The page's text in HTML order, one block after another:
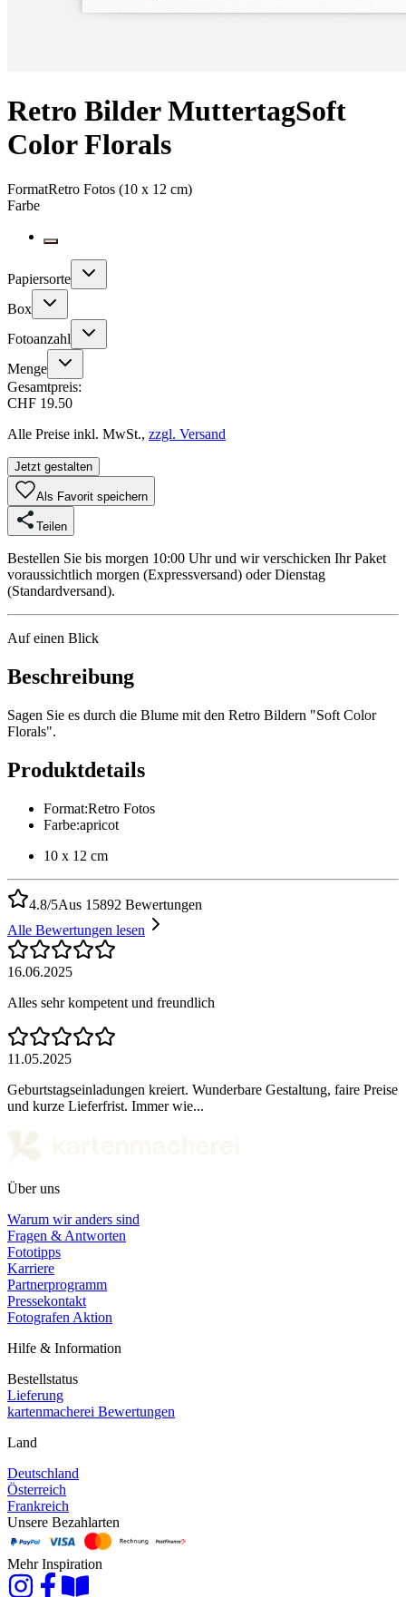
Retro Bilder MuttertagSoft
Color Florals
FormatRetro Fotos (10 x 12 cm)
Farbe
Papiersorte
Box
Fotoanzahl
Menge
Gesamtpreis:
CHF 19.50
Alle Preise inkl. MwSt., zzgl. Versand
Jetzt gestalten
Als Favorit speichern
Teilen
Bestellen Sie bis morgen 10:00 Uhr und wir verschicken Ihr Paket
voraussichtlich morgen (Expressversand) oder Dienstag
(Standardversand).
Auf einen Blick
Beschreibung
Sagen Sie es durch die Blume mit den Retro Bildern "Soft Color
Florals".
Produktdetails
Format:Retro Fotos
Farbe:apricot
10 x 12 cm
4.8/5Aus 15892 Bewertungen
Alle Bewertungen lesen
16.06.2025
Alles sehr kompetent und freundlich
11.05.2025
Geburtstagseinladungen kreiert. Wunderbare Gestaltung, faire Preise
und kurze Lieferfrist. Immer wie...
Über uns
Warum wir anders sind
Fragen & Antworten
Fototipps
Karriere
Partnerprogramm
Pressekontakt
Fotografen Aktion
Hilfe & Information
Bestellstatus
Lieferung
kartenmacherei Bewertungen
Land
Deutschland
Österreich
Frankreich
Unsere Bezahlarten
Mehr Inspiration